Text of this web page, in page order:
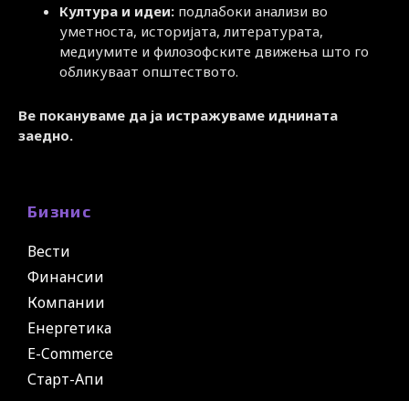
Култура и идеи: подлабоки анализи во
уметноста, историјата, литературата,
медиумите и филозофските движења што го
обликуваат општеството.
Ве покануваме да ја истражуваме иднината
заедно.
Бизнис
Вести
Финансии
Компании
Енергетика
E-Commerce
Старт-Апи